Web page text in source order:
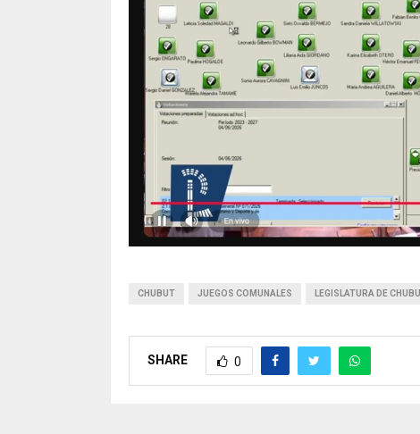
CHUBUT JUEGOS COMUNALES LEGISLATURA DE
SHARE 0